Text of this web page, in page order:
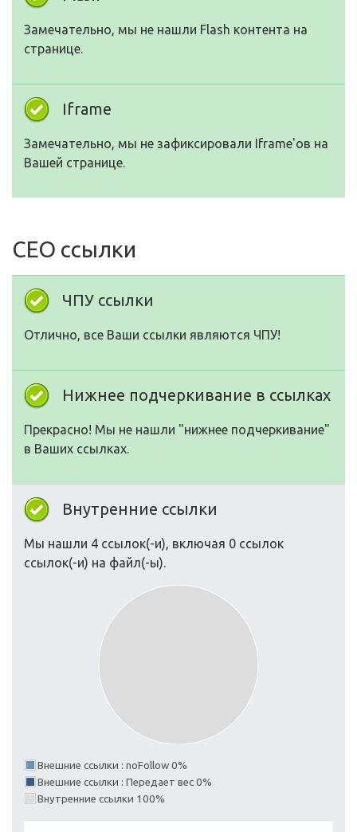
Замечательно, мы не нашли Flash контента на
странице.
Iframe
Замечательно, мы не зафиксировали Iframe'ов на
Вашей странице.
СЕО ссылки
ЧПУ ссылки
Отлично, все Ваши ссылки являются ЧПУ!
Нижнее подчеркивание в ссылках
Прекрасно! Мы не нашли "нижнее подчеркивание"
в Ваших ссылках.
Внутренние ссылки
Мы нашли 4 ссылок(-и), включая 0 ссылок
ссылок(-и) на файл(-ы).
Внешние ссылки : noFollow 0%
Внешние ссылки : Передает вес 0%
Внутренние ссылки 100%